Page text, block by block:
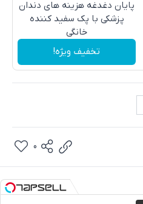
پایان دغدغه هزینه های دندان
پزشکی با پک سفید کننده
خانگی
تخفیف ویژه!
0